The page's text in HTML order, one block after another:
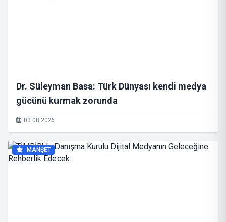
Dr. Süleyman Basa: Türk Dünyası kendi medya
gücünü kurmak zorunda
03.08.2026
MANŞET